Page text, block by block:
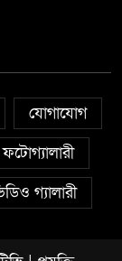
যোগাযোগ
ফটোগ্যালারী
গ্যালারী